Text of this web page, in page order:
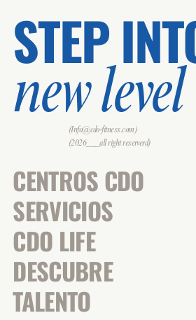
STEP
new level
(Info@cdo-fitness.com)
(2026___all right reserverd)
CENTROS CDO
SERVICIOS
CDO LIFE
DESCUBRE
TALENTO